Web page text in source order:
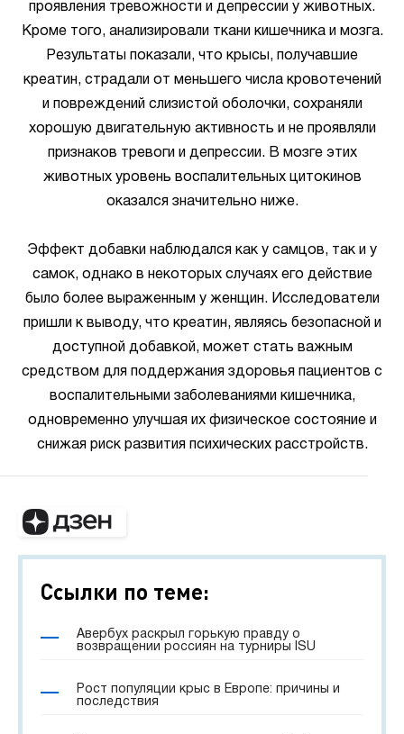
проявления тревожности и депрессии у животных.
Кроме того, анализировали ткани кишечника и мозга.
Результаты показали, что крысы, получавшие
креатин, страдали от меньшего числа кровотечений
и повреждений слизистой оболочки, сохраняли
хорошую двигательную активность и не проявляли
признаков тревоги и депрессии. В мозге этих
животных уровень воспалительных цитокинов
оказался значительно ниже.
Эффект добавки наблюдался как у самцов, так и у
самок, однако в некоторых случаях его действие
было более выраженным у женщин. Исследователи
пришли к выводу, что креатин, являясь безопасной и
доступной добавкой, может стать важным
средством для поддержания здоровья пациентов с
воспалительными заболеваниями кишечника,
одновременно улучшая их физическое состояние и
снижая риск развития психических расстройств.
Ссылки по теме:
Авербух раскрыл горькую правду о
возвращении россиян на турниры ISU
Рост популяции крыс в Европе: причины и
последствия